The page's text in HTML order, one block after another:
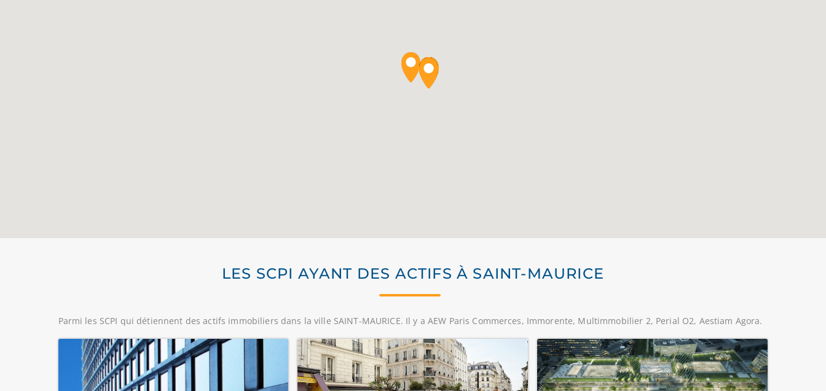
LES SCPI AYANT DES ACTIFS À SAINT-MAURICE
Parmi les SCPI qui détiennent des actifs immobiliers dans la ville SAINT-MAURICE. Il y a AEW Paris Commerces, Immorente, Multimmobilier 2, Perial O2, Aestiam Agora.